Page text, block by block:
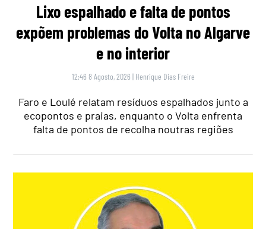
Lixo espalhado e falta de pontos
expõem problemas do Volta no Algarve
e no interior
12:46 8 Agosto, 2026 | Henrique Dias Freire
Faro e Loulé relatam resíduos espalhados junto a
ecopontos e praias, enquanto o Volta enfrenta
falta de pontos de recolha noutras regiões